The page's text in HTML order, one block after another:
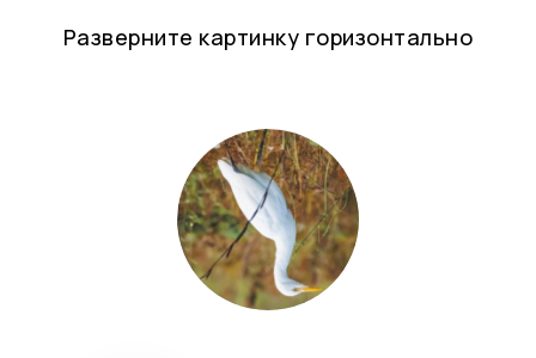
Разверните картинку горизонтально